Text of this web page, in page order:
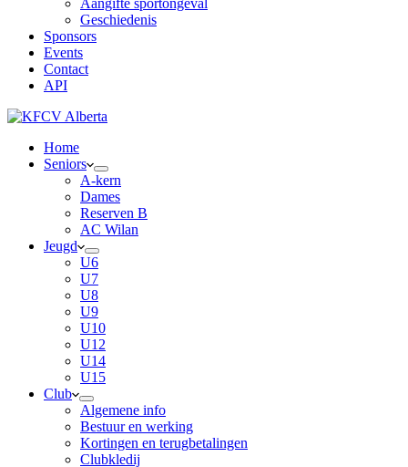
Aangifte sportongeval
Geschiedenis
Sponsors
Events
Contact
API
Home
Seniors
A-kern
Dames
Reserven B
AC Wilan
Jeugd
U6
U7
U8
U9
U10
U12
U14
U15
Club
Algemene info
Bestuur en werking
Kortingen en terugbetalingen
Clubkledij